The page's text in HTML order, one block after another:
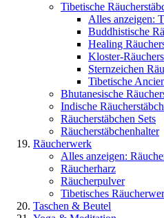
Tibetische
Alles anzeigen:
Buddhistische
Healing
Kloster-
Sternzeichen
Tibetische
Bhutanesische
Indische
Räucherstäbchen Sets
Räucherstäbchenhalter
Räucherwerk
Alles anzeigen:
Räucherharz
Räucherpulver
Tibetisches
Taschen & Beutel